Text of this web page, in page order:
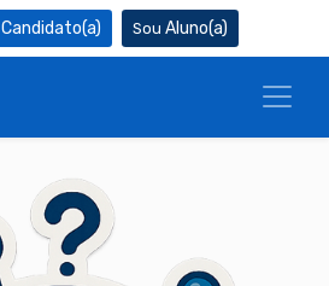
Candidato(a) Aluno(a)